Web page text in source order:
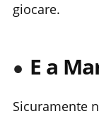
giocare.
E a
Sicuramente